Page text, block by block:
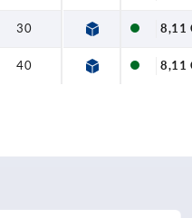
30 8,11
40 8,11